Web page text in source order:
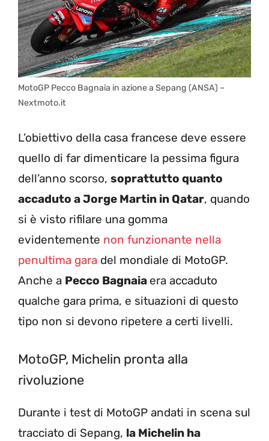
MotoGP Pecco Bagnaia in azione a Sepang (ANSA) –
Nextmoto.it
L’obiettivo della casa francese deve essere
quello di far dimenticare la pessima figura
dell’anno scorso, soprattutto quanto
accaduto a Jorge Martin in Qatar, quando
si è visto rifilare una gomma
evidentemente non funzionante nella
penultima gara del mondiale di MotoGP.
Anche a Pecco Bagnaia era accaduto
qualche gara prima, e situazioni di questo
tipo non si devono ripetere a certi livelli.
MotoGP, Michelin pronta alla
rivoluzione
Durante i test di MotoGP andati in scena sul
tracciato di Sepang, la Michelin ha